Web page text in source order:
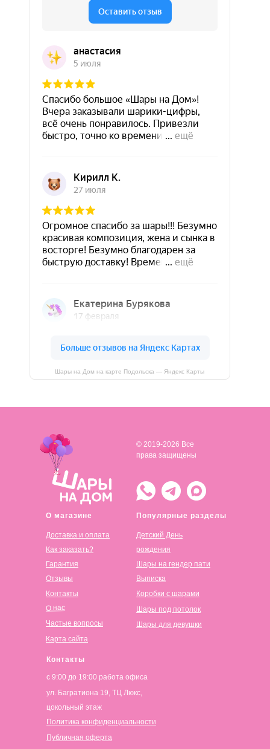
Шары на Дом на карте Подольска — Яндекс Карты
О магазине
Доставка и оплата
Популярные разделы
Детский День
рождения
Контакты
© 2019-2026 Все
права защищены
Как заказать?
Гарантия
Отзывы
Контакты
О нас
Частые вопросы
Карта сайта
Шары на гендер пати
Выписка
Коробки с шарами
Шары под потолок
Шары для девушки
с 9:00 до 19:00 работа офиса
ул. Багратиона 19, ТЦ Люкс,
цокольный этаж
Политика конфиденциальности
Публичная оферта